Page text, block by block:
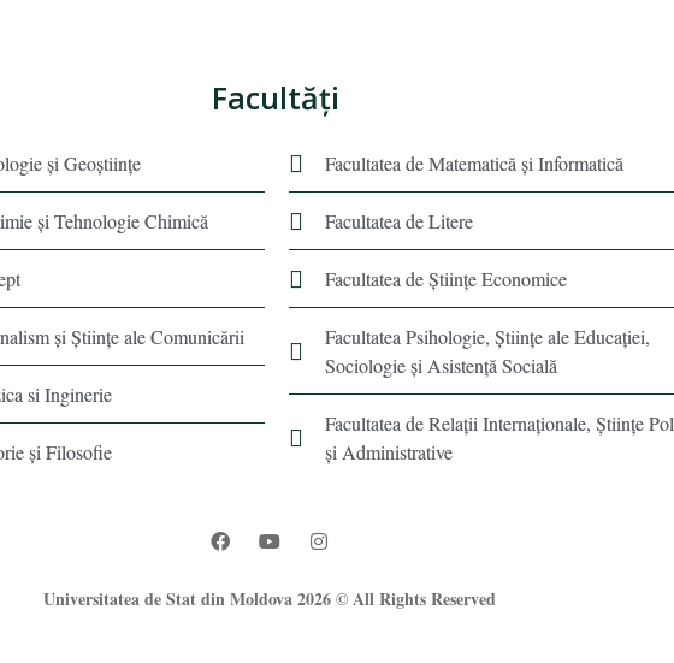
Facultăţi
și Geoștiințe
şi Tehnologie Chimică
şi Ştiinţe ale Comunicării
si Inginerie
şi Filosofie
Facultatea de Matematică şi Informatică
Facultatea de Litere
Facultatea de Științe Economice
Facultatea Psihologie, Ştiinţe ale Educaţiei,
Sociologie și Asistență Socială
Facultatea de Relaţii Internaţionale, Ştiinţe
şi Administrative
Universitatea de Stat din Moldova 2026 © All Rights Reserved